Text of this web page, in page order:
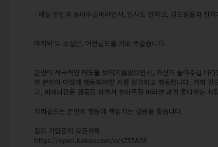
- 매일 본인과 놀아주길바라면서, 인사도 안하고, 길드원들과 친
마지막 두 소절은, 어떤길드를 가도 똑같습니다.
본인이 적극적인 태도를 보이지않았으면서, 자신과 놀아주길 바
면 본인이 어떻게 행동해야할 지를 생각하고 행동합니다. 저희
고, 비매너같은 행동을 하면서 놀아주길 바라면 과연 좋아하는 사
저희길드는 본인의 행동에 책임지는 길원을 찾습니다.
길드 가입문의 오픈카톡
https://open.kakao.com/o/sZS7A03